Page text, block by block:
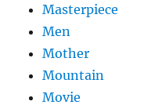
Masterpiece
Men
Mother
Mountain
Movie